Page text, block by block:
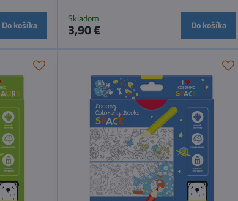
Do košíka
Skladom
3,90 € Do košíka